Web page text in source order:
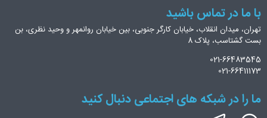
با ما در تماس باشید
تهران، میدان انقلاب، خیابان کارگر جنوبی، بین خیابان روانمهر و وحید نظری، بن
بست گشتاسب، پلاک 8
021-66483545
021-66411173
ما را در شبکه های اجتماعی دنبال کنید